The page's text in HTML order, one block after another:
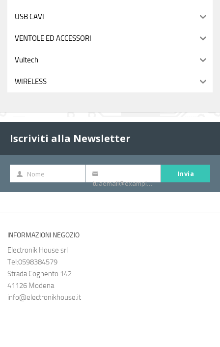
USB CAVI
VENTOLE ED ACCESSORI
Vultech
WIRELESS
Iscriviti alla Newsletter
Nome
Nome
tua
tuaemail@example.com
Invia
INFORMAZIONI NEGOZIO
Electronik House srl
Tel:0598384579
Strada Cognento 142
41126 Modena
info@electronikhouse.it